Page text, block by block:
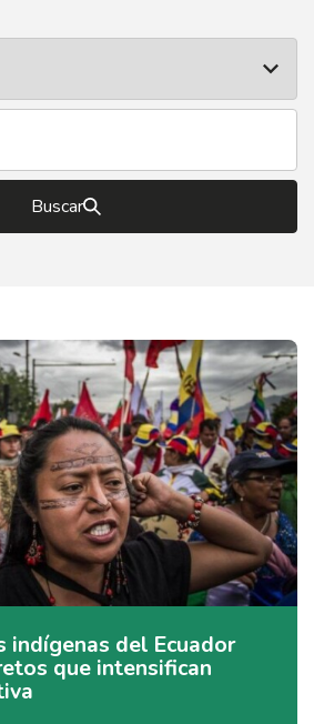
Buscar
indígenas del Ecuador
que intensifican